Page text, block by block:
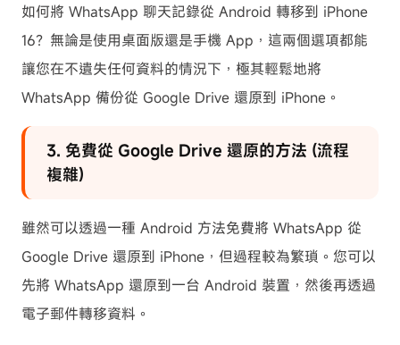
如何將 WhatsApp 聊天記錄從 Android 轉移到 iPhone
16？無論是使用桌面版還是手機 App，這兩個選項都能
讓您在不遺失任何資料的情況下，極其輕鬆地將
WhatsApp 備份從 Google Drive 還原到 iPhone。
3. 免費從 Google Drive 還原的方法 (流程
複雜)
雖然可以透過一種 Android 方法免費將 WhatsApp 從
Google Drive 還原到 iPhone，但過程較為繁瑣。您可以
先將 WhatsApp 還原到一台 Android 裝置，然後再透過
電子郵件轉移資料。